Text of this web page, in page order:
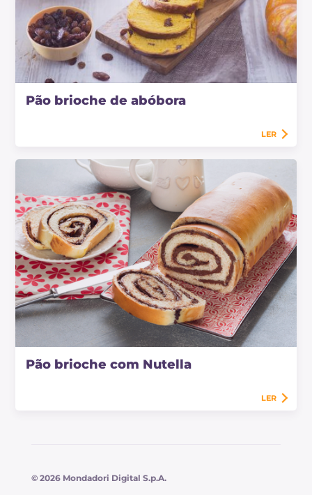
Pão brioche de abóbora
LER
Pão brioche com Nutella
LER
© 2026 Mondadori Digital S.p.A.